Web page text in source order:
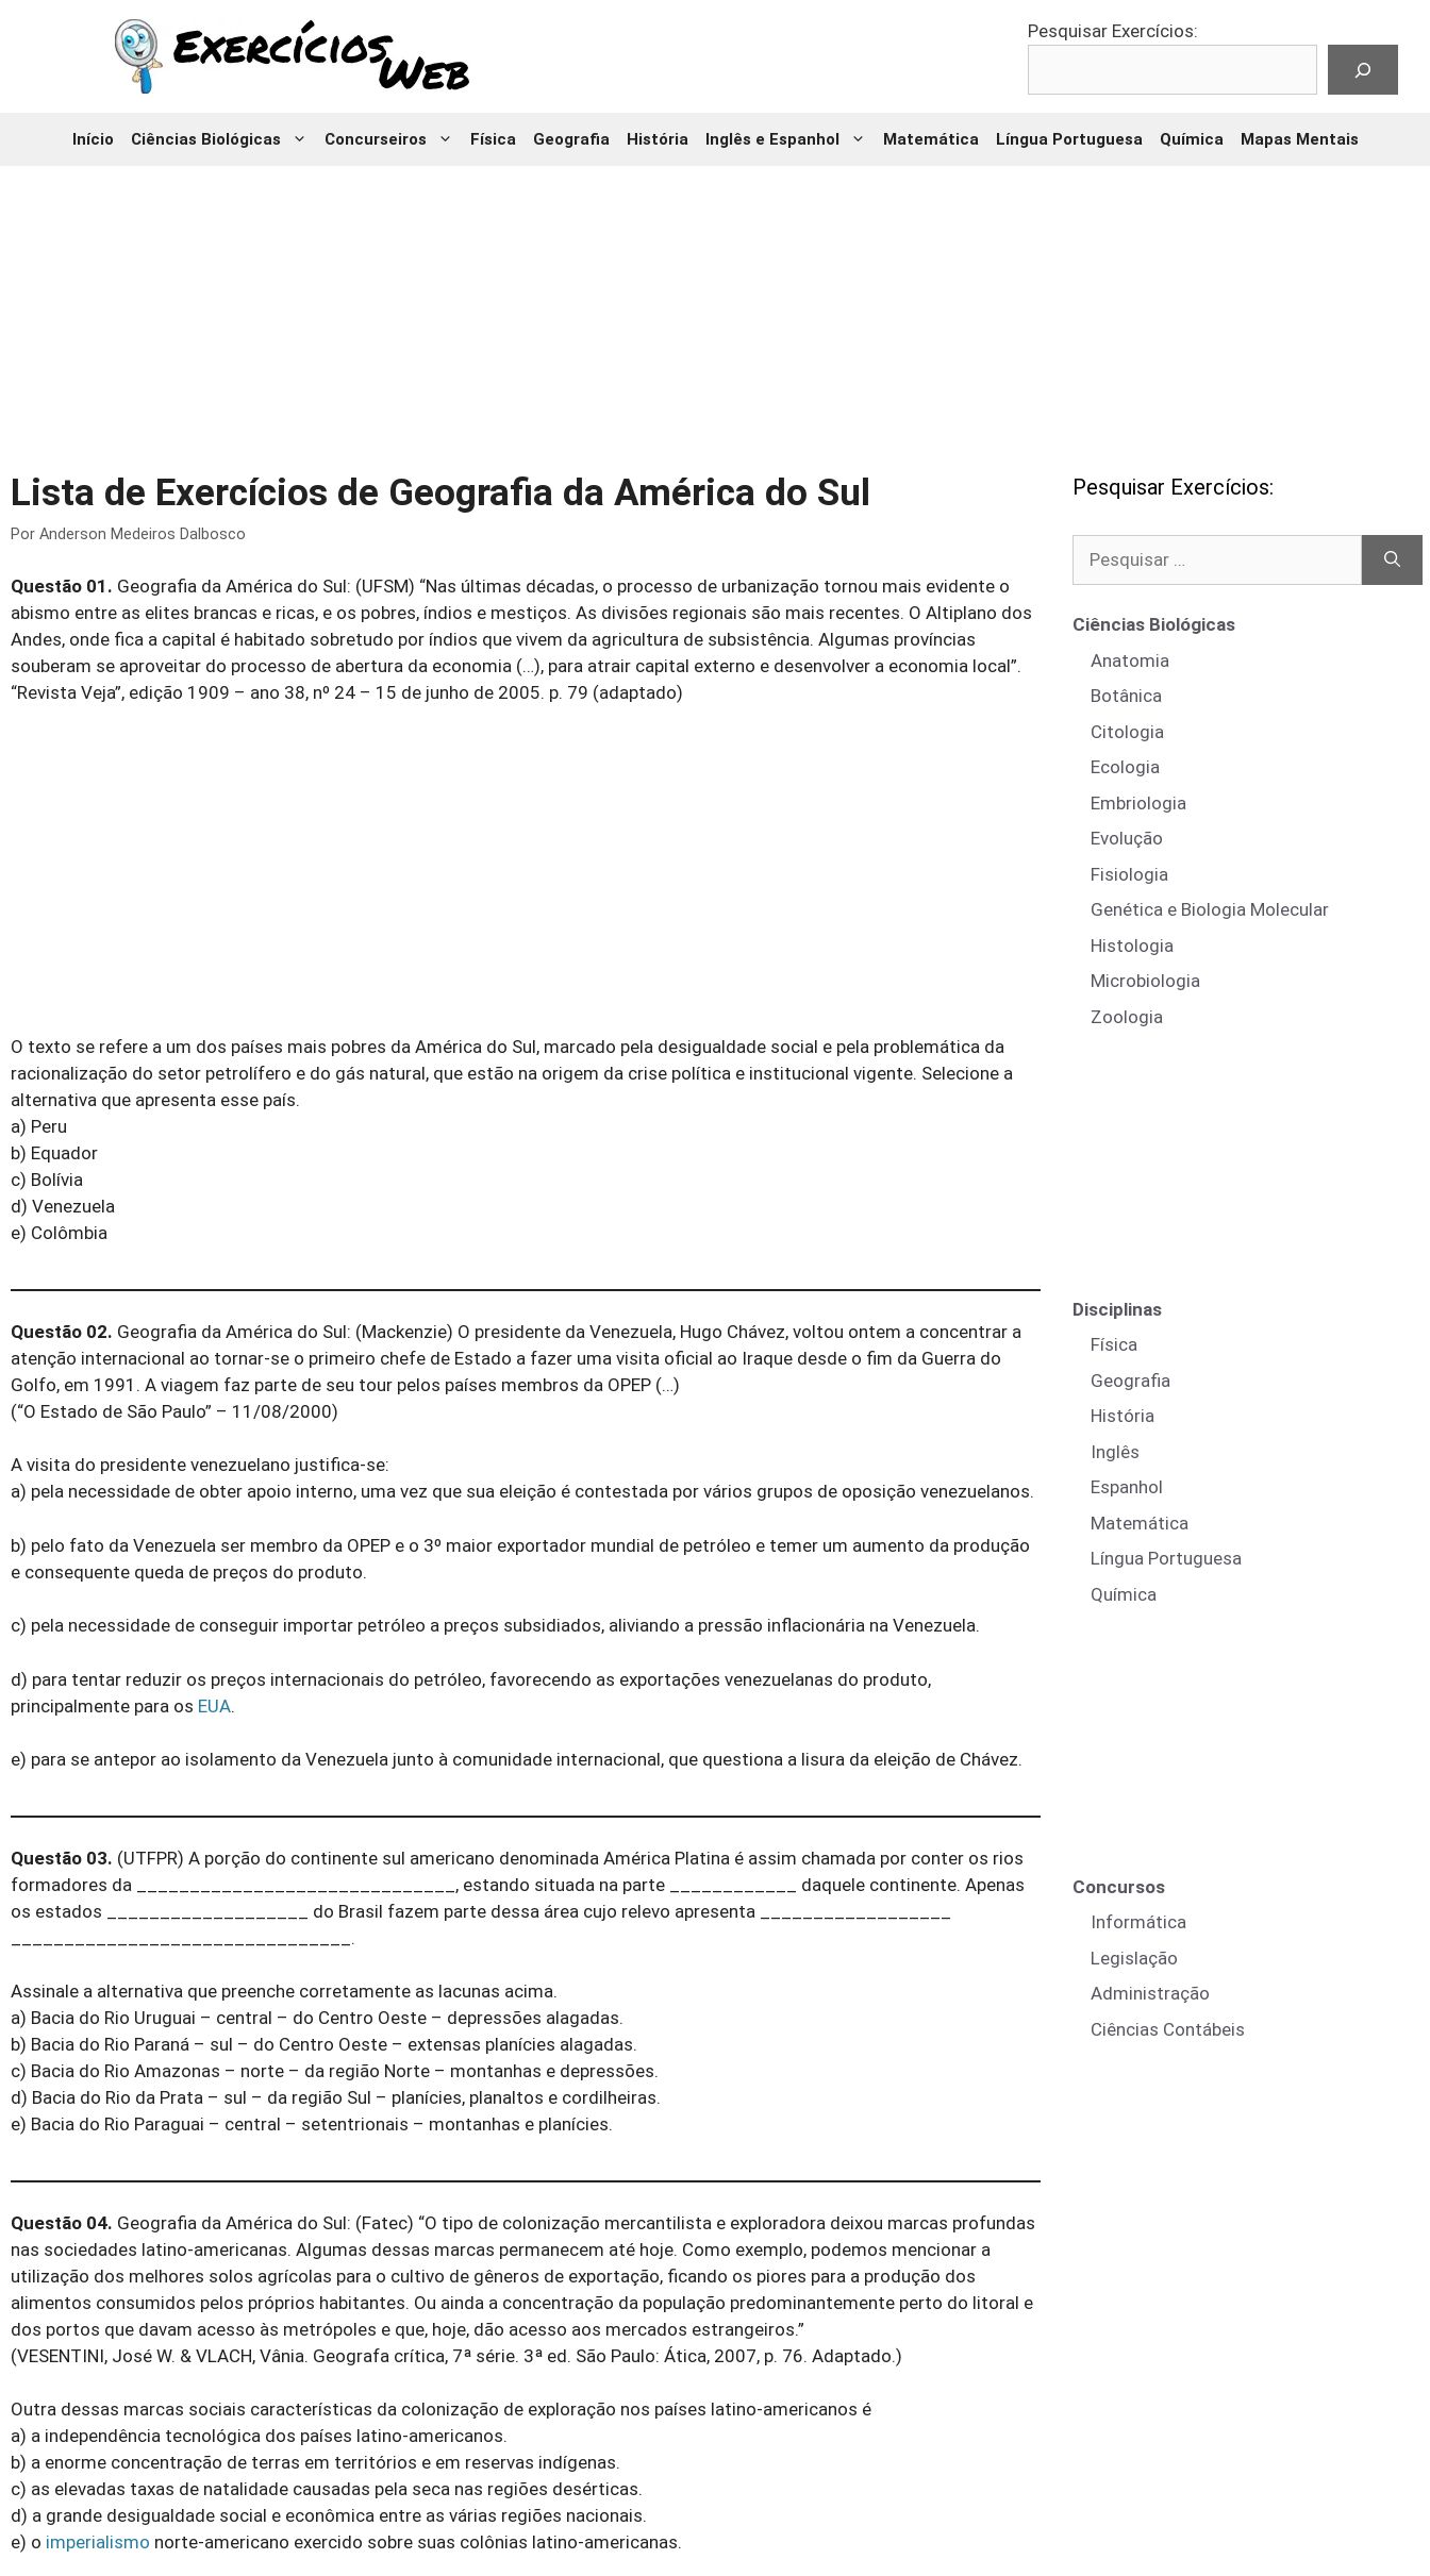
Pesquisar Exercícios:
Início Ciências Biológicas Concurseiros Física Geografia História Inglês e Espanhol Matemática Língua Portuguesa Química Mapas Mentais
Lista de Exercícios de Geografia da América do Sul
Por Anderson Medeiros Dalbosco
Questão 01. Geografia da América do Sul: (UFSM) “Nas últimas décadas, o processo de urbanização tornou mais evidente o
abismo entre as elites brancas e ricas, e os pobres, índios e mestiços. As divisões regionais são mais recentes. O Altiplano dos
Andes, onde fica a capital é habitado sobretudo por índios que vivem da agricultura de subsistência. Algumas províncias
souberam se aproveitar do processo de abertura da economia (…), para atrair capital externo e desenvolver a economia local”.
“Revista Veja”, edição 1909 – ano 38, nº 24 – 15 de junho de 2005. p. 79 (adaptado)
O texto se refere a um dos países mais pobres da América do Sul, marcado pela desigualdade social e pela problemática da
racionalização do setor petrolífero e do gás natural, que estão na origem da crise política e institucional vigente. Selecione a
alternativa que apresenta esse país.
a) Peru
b) Equador
c) Bolívia
d) Venezuela
e) Colômbia
Questão 02. Geografia da América do Sul: (Mackenzie) O presidente da Venezuela, Hugo Chávez, voltou ontem a concentrar a
atenção internacional ao tornar-se o primeiro chefe de Estado a fazer uma visita oficial ao Iraque desde o fim da Guerra do
Golfo, em 1991. A viagem faz parte de seu tour pelos países membros da OPEP (…)
(“O Estado de São Paulo” – 11/08/2000)
A visita do presidente venezuelano justifica-se:
a) pela necessidade de obter apoio interno, uma vez que sua eleição é contestada por vários grupos de oposição venezuelanos.
b) pelo fato da Venezuela ser membro da OPEP e o 3º maior exportador mundial de petróleo e temer um aumento da produção
e consequente queda de preços do produto.
c) pela necessidade de conseguir importar petróleo a preços subsidiados, aliviando a pressão inflacionária na Venezuela.
d) para tentar reduzir os preços internacionais do petróleo, favorecendo as exportações venezuelanas do produto,
principalmente para os EUA.
e) para se antepor ao isolamento da Venezuela junto à comunidade internacional, que questiona a lisura da eleição de Chávez.
Questão 03. (UTFPR) A porção do continente sul americano denominada América Platina é assim chamada por conter os rios
formadores da ______________________________, estando situada na parte ____________ daquele continente. Apenas
os estados ___________________ do Brasil fazem parte dessa área cujo relevo apresenta __________________
________________________________.
Assinale a alternativa que preenche corretamente as lacunas acima.
a) Bacia do Rio Uruguai – central – do Centro Oeste – depressões alagadas.
b) Bacia do Rio Paraná – sul – do Centro Oeste – extensas planícies alagadas.
c) Bacia do Rio Amazonas – norte – da região Norte – montanhas e depressões.
d) Bacia do Rio da Prata – sul – da região Sul – planícies, planaltos e cordilheiras.
e) Bacia do Rio Paraguai – central – setentrionais – montanhas e planícies.
Questão 04. Geografia da América do Sul: (Fatec) “O tipo de colonização mercantilista e exploradora deixou marcas profundas
nas sociedades latino-americanas. Algumas dessas marcas permanecem até hoje. Como exemplo, podemos mencionar a
utilização dos melhores solos agrícolas para o cultivo de gêneros de exportação, ficando os piores para a produção dos
alimentos consumidos pelos próprios habitantes. Ou ainda a concentração da população predominantemente perto do litoral e
dos portos que davam acesso às metrópoles e que, hoje, dão acesso aos mercados estrangeiros.”
(VESENTINI, José W. & VLACH, Vânia. Geografa crítica, 7ª série. 3ª ed. São Paulo: Ática, 2007, p. 76. Adaptado.)
Outra dessas marcas sociais características da colonização de exploração nos países latino-americanos é
a) a independência tecnológica dos países latino-americanos.
b) a enorme concentração de terras em territórios e em reservas indígenas.
c) as elevadas taxas de natalidade causadas pela seca nas regiões desérticas.
d) a grande desigualdade social e econômica entre as várias regiões nacionais.
e) o imperialismo norte-americano exercido sobre suas colônias latino-americanas.
Pesquisar Exercícios:
Ciências Biológicas
Anatomia
Botânica
Citologia
Ecologia
Embriologia
Evolução
Fisiologia
Genética e Biologia Molecular
Histologia
Microbiologia
Zoologia
Disciplinas
Física
Geografia
História
Inglês
Espanhol
Matemática
Língua Portuguesa
Química
Concursos
Informática
Legislação
Administração
Ciências Contábeis